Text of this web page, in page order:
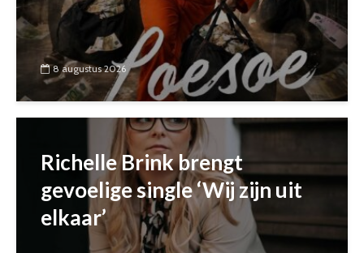
8 augustus 2026
Richelle Brink brengt
gevoelige single ‘Wij zijn uit
elkaar’